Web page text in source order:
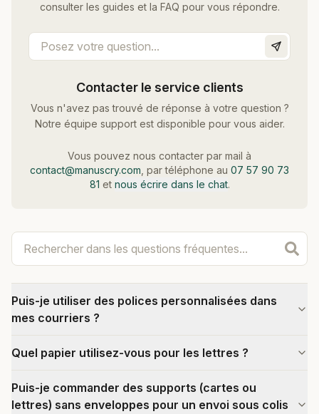
consulter les guides et la FAQ pour vous répondre.
Contacter le service clients
Vous n'avez pas trouvé de réponse à votre question ?
Notre équipe support est disponible pour vous aider.
Vous pouvez nous contacter par mail à
contact@manuscry.com , par téléphone au 07 57 90 73
81 et nous écrire dans le chat.
Puis-je utiliser des polices personnalisées dans
mes courriers ?
Quel papier utilisez-vous pour les lettres ?
Puis-je commander des supports (cartes ou
lettres) sans enveloppes pour un envoi sous colis